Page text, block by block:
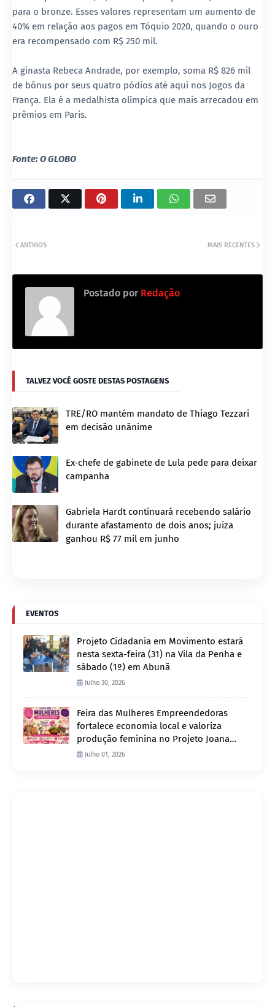
para o bronze. Esses valores representam um aumento de
40% em relação aos pagos em Tóquio 2020, quando o ouro
era recompensado com R$ 250 mil.
A ginasta Rebeca Andrade, por exemplo, soma R$ 826 mil
de bônus por seus quatro pódios até aqui nos Jogos da
França. Ela é a medalhista olímpica que mais arrecadou em
prêmios em Paris.
Fonte: O GLOBO
MAIS RECENTES
ANTIGOS
Postado por Redação
TALVEZ VOCÊ GOSTE DESTAS POSTAGENS
TRE/RO mantém mandato de Thiago Tezzari
em decisão unânime
Ex-chefe de gabinete de Lula pede para deixar
campanha
Gabriela Hardt continuará recebendo salário
durante afastamento de dois anos; juíza
ganhou R$ 77 mil em junho
EVENTOS
Projeto Cidadania em Movimento estará
nesta sexta-feira (31) na Vila da Penha e
sábado (1º) em Abunã
Julho 30, 2026
Feira das Mulheres Empreendedoras
fortalece economia local e valoriza
produção feminina no Projeto Joana
D’Arc
Julho 01, 2026